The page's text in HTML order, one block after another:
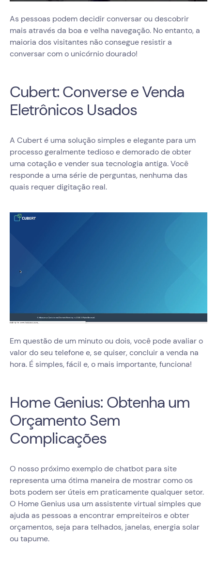
As pessoas podem decidir conversar ou descobrir
mais através da boa e velha navegação. No entanto, a
maioria dos visitantes não consegue resistir a
conversar com o unicórnio dourado!
Cubert: Converse e Venda
Eletrônicos Usados
A Cubert é uma solução simples e elegante para um
processo geralmente tedioso e demorado de obter
uma cotação e vender sua tecnologia antiga. Você
responde a uma série de perguntas, nenhuma das
quais requer digitação real.
Em questão de um minuto ou dois, você pode avaliar o
valor do seu telefone e, se quiser, concluir a venda na
hora. É simples, fácil e, o mais importante, funciona!
Home Genius: Obtenha um
Orçamento Sem
Complicações
O nosso próximo exemplo de chatbot para site
representa uma ótima maneira de mostrar como os
bots podem ser úteis em praticamente qualquer setor.
O Home Genius usa um assistente virtual simples que
ajuda as pessoas a encontrar empreiteiros e obter
orçamentos, seja para telhados, janelas, energia solar
ou tapume.